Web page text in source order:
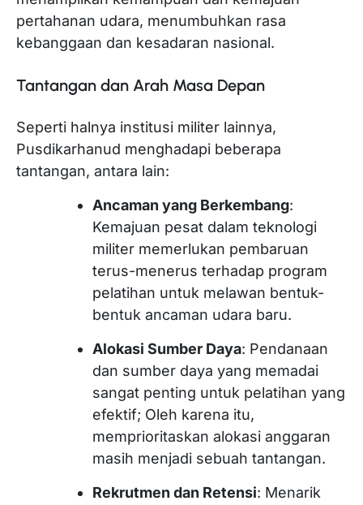
pertahanan udara, menumbuhkan rasa
kebanggaan dan kesadaran nasional.
Tantangan dan Arah Masa Depan
Seperti halnya institusi militer lainnya,
Pusdikarhanud menghadapi beberapa
tantangan, antara lain:
Ancaman yang Berkembang:
Kemajuan pesat dalam teknologi
militer memerlukan pembaruan
terus-menerus terhadap program
pelatihan untuk melawan bentuk-
bentuk ancaman udara baru.
Alokasi Sumber Daya: Pendanaan
dan sumber daya yang memadai
sangat penting untuk pelatihan yang
efektif; Oleh karena itu,
memprioritaskan alokasi anggaran
masih menjadi sebuah tantangan.
Rekrutmen dan Retensi: Menarik